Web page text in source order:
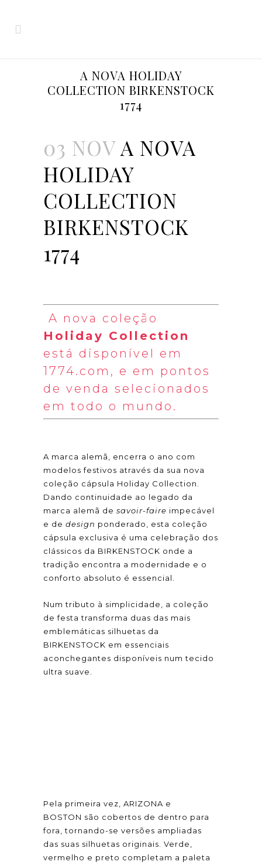
A NOVA HOLIDAY
COLLECTION BIRKENSTOCK
1774
03 NOVA NOVA
HOLIDAY
COLLECTION
BIRKENSTOCK
1774
A nova coleção
Holiday Collection
está disponível em
1774.com, e em pontos
de venda selecionados
em todo o mundo.
A marca alemã, encerra o ano com
modelos festivos através da sua nova
coleção cápsula Holiday Collection.
Dando continuidade ao legado da
marca alemã de savoir-faire impecável
e de design ponderado, esta coleção
cápsula exclusiva é uma celebração dos
clássicos da BIRKENSTOCK onde a
tradição encontra a modernidade e o
conforto absoluto é essencial.
Num tributo à simplicidade, a coleção
de festa transforma duas das mais
emblemáticas silhuetas da
BIRKENSTOCK em essenciais
aconchegantes disponíveis num tecido
ultra suave.
Pela primeira vez, ARIZONA e
BOSTON são cobertos de dentro para
fora, tornando-se versões ampliadas
das suas silhuetas originais. Verde,
vermelho e preto completam a paleta